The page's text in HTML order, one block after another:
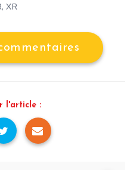
, XR
l'article :